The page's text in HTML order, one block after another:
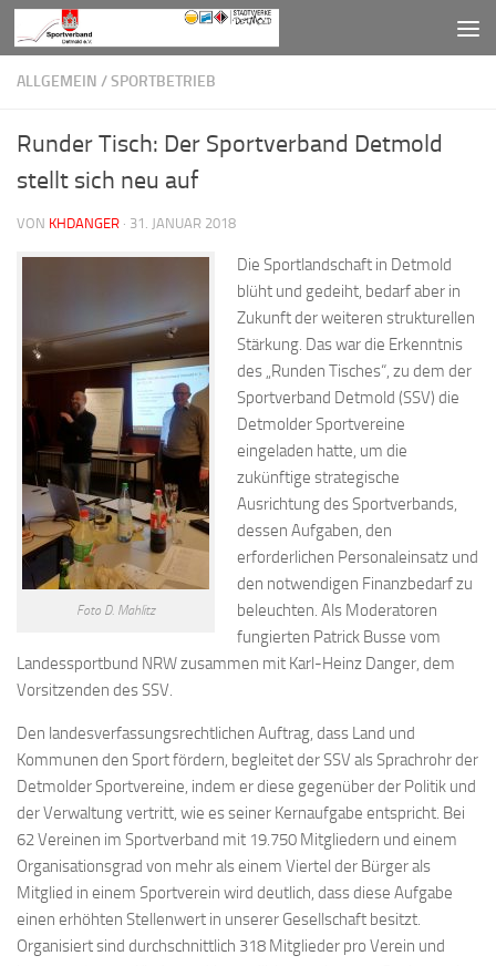
Zum Inhalt springen
ALLGEMEIN /SPORTBETRIEB
Runder Tisch: Der Sportverband Detmold
stellt sich neu auf
VON KHDANGER · 31. JANUAR 2018
Foto D. Mahlitz
Die Sportlandschaft in Detmold
blüht und gedeiht, bedarf aber in
Zukunft der weiteren strukturellen
Stärkung. Das war die Erkenntnis
des „Runden Tisches“, zu dem der
Sportverband Detmold (SSV) die
Detmolder Sportvereine
eingeladen hatte, um die
zukünftige strategische
Ausrichtung des Sportverbands,
dessen Aufgaben, den
erforderlichen Personaleinsatz und
den notwendigen Finanzbedarf zu
beleuchten. Als Moderatoren
fungierten Patrick Busse vom
Landessportbund NRW zusammen mit Karl-Heinz Danger, dem
Vorsitzenden des SSV.
Den landesverfassungsrechtlichen Auftrag, dass Land und
Kommunen den Sport fördern, begleitet der SSV als Sprachrohr der
Detmolder Sportvereine, indem er diese gegenüber der Politik und
der Verwaltung vertritt, wie es seiner Kernaufgabe entspricht. Bei
62 Vereinen im Sportverband mit 19.750 Mitgliedern und einem
Organisationsgrad von mehr als einem Viertel der Bürger als
Mitglied in einem Sportverein wird deutlich, dass diese Aufgabe
einen erhöhten Stellenwert in unserer Gesellschaft besitzt.
Organisiert sind durchschnittlich 318 Mitglieder pro Verein und